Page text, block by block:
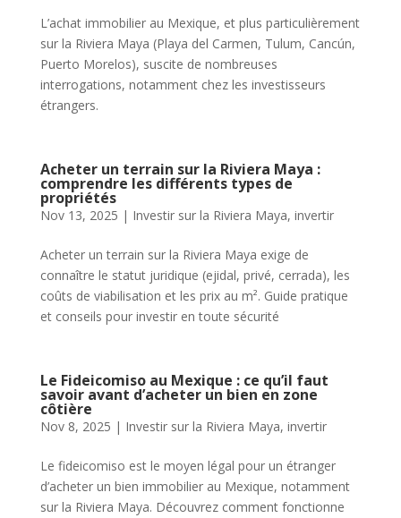
L’achat immobilier au Mexique, et plus particulièrement
sur la Riviera Maya (Playa del Carmen, Tulum, Cancún,
Puerto Morelos), suscite de nombreuses
interrogations, notamment chez les investisseurs
étrangers.
Acheter un terrain sur la Riviera Maya :
comprendre les différents types de
propriétés
Nov 13, 2025 | Investir sur la Riviera Maya, invertir
Acheter un terrain sur la Riviera Maya exige de
connaître le statut juridique (ejidal, privé, cerrada), les
coûts de viabilisation et les prix au m². Guide pratique
et conseils pour investir en toute sécurité
Le Fideicomiso au Mexique : ce qu’il faut
savoir avant d’acheter un bien en zone
côtière
Nov 8, 2025 | Investir sur la Riviera Maya, invertir
Le fideicomiso est le moyen légal pour un étranger
d’acheter un bien immobilier au Mexique, notamment
sur la Riviera Maya. Découvrez comment fonctionne